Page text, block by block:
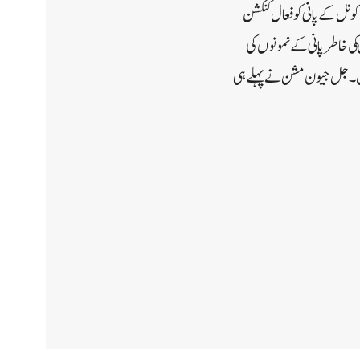
اگست 2019ء کو سکیم کے آغاز کے بعد سے اَب تک 4,86000گھرانوں کو نل کے پانی کو فعال کنکشن
خاطر پانی کے نمونوں کی
معیار کی جانچ کرنے والی 97 لیبارٹریاں قائم کی ہیں۔جل جیون مشن نے پہلے ہی